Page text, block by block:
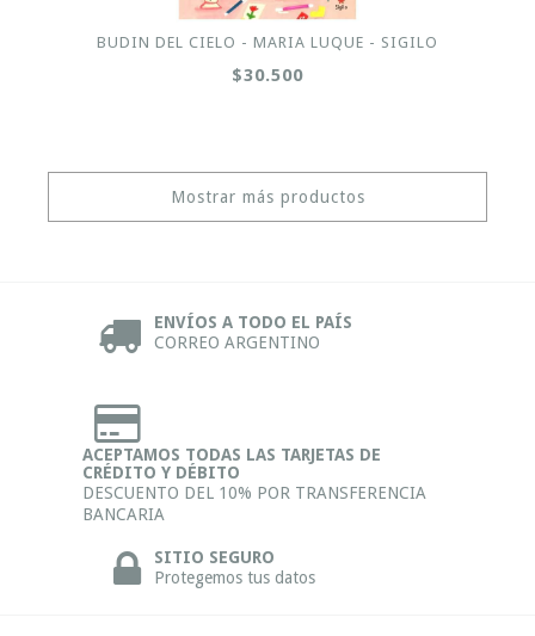
BUDIN DEL CIELO - MARIA LUQUE - SIGILO
$30.500
Mostrar más productos
ENVÍOS A TODO EL PAÍS
CORREO ARGENTINO
ACEPTAMOS TODAS LAS TARJETAS DE
CRÉDITO Y DÉBITO
DESCUENTO DEL 10% POR TRANSFERENCIA
BANCARIA
SITIO SEGURO
Protegemos tus datos